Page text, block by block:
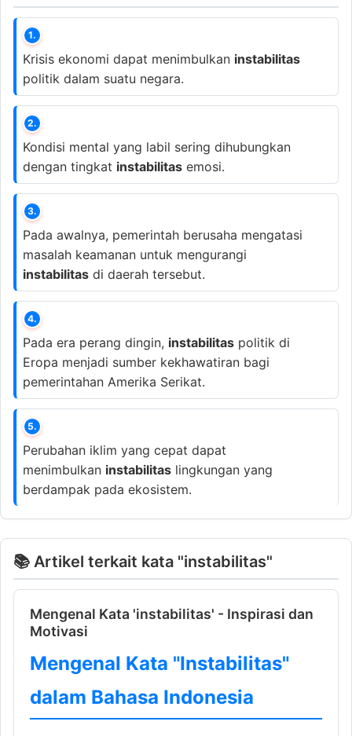
1.
Krisis ekonomi dapat menimbulkan instabilitas
politik dalam suatu negara.
2.
Kondisi mental yang labil sering dihubungkan
dengan tingkat instabilitas emosi.
3.
Pada awalnya, pemerintah berusaha mengatasi
masalah keamanan untuk mengurangi
instabilitas di daerah tersebut.
4.
Pada era perang dingin, instabilitas politik di
Eropa menjadi sumber kekhawatiran bagi
pemerintahan Amerika Serikat.
5.
Perubahan iklim yang cepat dapat
menimbulkan instabilitas lingkungan yang
berdampak pada ekosistem.
📚 Artikel terkait kata "instabilitas"
Mengenal Kata 'instabilitas' - Inspirasi dan
Motivasi
Mengenal Kata "Instabilitas"
dalam Bahasa Indonesia